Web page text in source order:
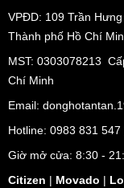
VPĐD: 109 Trần
Thành phố Hồ Chí
MST: 0303078213
Chí Minh
Email:
Hotline: 0983 831 547
Giờ mở cửa: 8:30 -
Citizen | Movado |